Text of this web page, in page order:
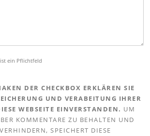
ein Pflichtfeld
DER CHECKBOX ERKLÄREN SIE
UND VERABEITUNG IHRER
WEBSEITE EINVERSTANDEN. UM
KOMMENTARE ZU BEHALTEN UND
SPEICHERT DIESE